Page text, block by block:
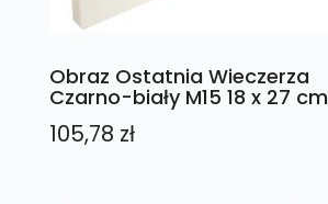
Obraz Ostatnia Wieczerza
Czarno-biały M15 18 x 27 cm
105,78 zł